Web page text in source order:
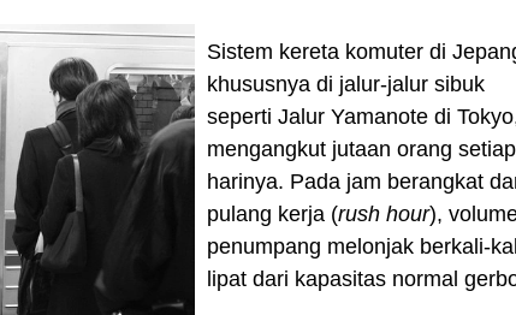
Sistem kereta komuter di
khususnya di jalur-jalur sibuk
seperti Jalur Yamanote di
mengangkut jutaan orang setiap
harinya. Pada jam berangkat
pulang kerja (rush hour),
penumpang melonjak berkali-
lipat dari kapasitas normal